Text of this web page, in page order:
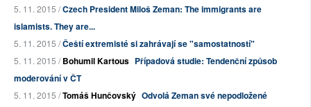
5. 11. 2015 /Czech President Miloš Zeman: The immigrants are
islamists. They are...
5. 11. 2015 /Čeští extremisté si zahrávají se "samostatností"
5. 11. 2015 /Bohumil Kartous Případová studie: Tendenční způsob
moderování v ČT
5. 11. 2015 /Tomáš Hunčovský Odvolá Zeman své nepodložené